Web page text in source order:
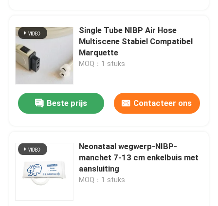
Single Tube NIBP Air Hose
Multiscene Stabiel Compatibel
Marquette
MOQ：1 stuks
Beste prijs Contacteer ons
Neonataal wegwerp-NIBP-
manchet 7-13 cm enkelbuis met
aansluiting
MOQ：1 stuks